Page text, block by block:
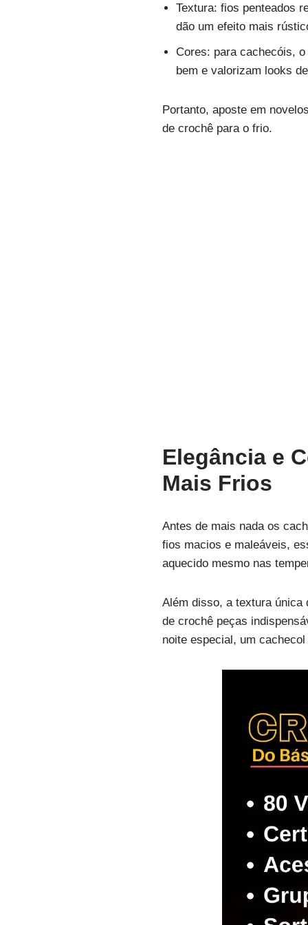
Textura: fios penteados
dão um efeito mais
Cores: para cachecóis,
bem e valorizam looks
Portanto, aposte em
de crochê para o frio.
Elegância e
Mais Frios
Antes de mais nada os
fios macios e maleáveis,
aquecido mesmo nas
Além disso, a textura única
de crochê peças
noite especial, um